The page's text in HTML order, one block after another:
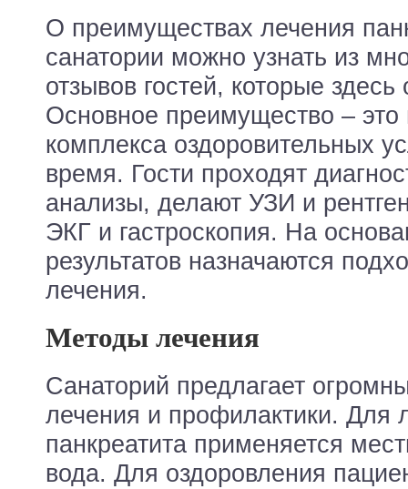
О преимуществах лечения
санатории можно узнать из
отзывов гостей, которые
Основное преимущество – это
комплекса оздоровительных
время. Гости проходят
анализы, делают УЗИ и
ЭКГ и гастроскопия. На
результатов назначаются
лечения.
Методы лечения
Санаторий предлагает
лечения и профилактики. Для
панкреатита применяется
вода. Для оздоровления